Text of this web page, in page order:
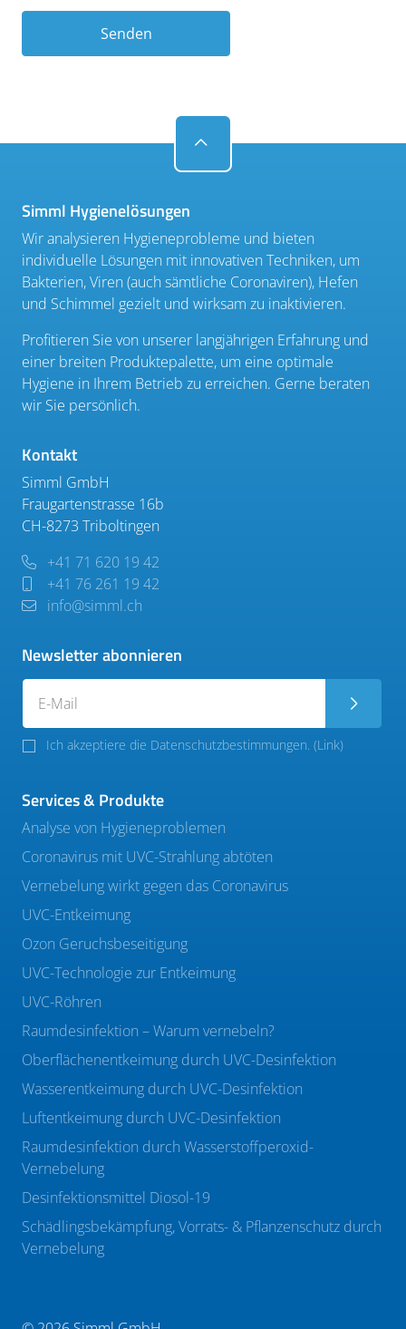
Simml Hygienelösungen
Wir analysieren Hygieneprobleme und bieten
individuelle Lösungen mit innovativen Techniken, um
Bakterien, Viren (auch sämtliche Coronaviren), Hefen
und Schimmel gezielt und wirksam zu inaktivieren.
Profitieren Sie von unserer langjährigen Erfahrung und
einer breiten Produktepalette, um eine optimale
Hygiene in Ihrem Betrieb zu erreichen. Gerne beraten
wir Sie persönlich.
Kontakt
Simml GmbH
Fraugartenstrasse 16b
CH-8273 Triboltingen
+41 71 620 19 42
+41 76 261 19 42
info@simml.ch
Newsletter abonnieren
Ich akzeptiere die Datenschutzbestimmungen. (Link)
Services & Produkte
Analyse von Hygieneproblemen
Coronavirus mit UVC-Strahlung abtöten
Vernebelung wirkt gegen das Coronavirus
UVC-Entkeimung
Ozon Geruchsbeseitigung
UVC-Technologie zur Entkeimung
UVC-Röhren
Raumdesinfektion – Warum vernebeln?
Oberflächenentkeimung durch UVC-Desinfektion
Wasserentkeimung durch UVC-Desinfektion
Luftentkeimung durch UVC-Desinfektion
Raumdesinfektion durch Wasserstoffperoxid-
Vernebelung
Desinfektionsmittel Diosol-19
Schädlingsbekämpfung, Vorrats- & Pflanzenschutz durch
Vernebelung